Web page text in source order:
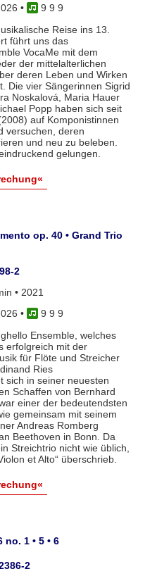
•
9 9 9
Reise ins 13.
führt uns das
VocaMe mit dem
der mittelalterlichen
deren Leben und Wirken
Die vier Sängerinnen Sigrid
Noskalová, Maria Hauer
Popp haben sich seit
auf Komponistinnen
versuchen, deren
und neu zu beleben.
gelungen.
op. 40 • Grand Trio
2
• 2021
•
9 9 9
Ensemble, welches
erfolgreich mit der
für Flöte und Streicher
Ries
sich in seiner neuesten
Schaffen von Bernhard
einer der bedeutendsten
gemeinsam mit seinem
Andreas Romberg
Beethoven in Bonn. Da
Streichtrio nicht wie üblich,
et Alto“ überschrieb.
1 • 5 • 6
2